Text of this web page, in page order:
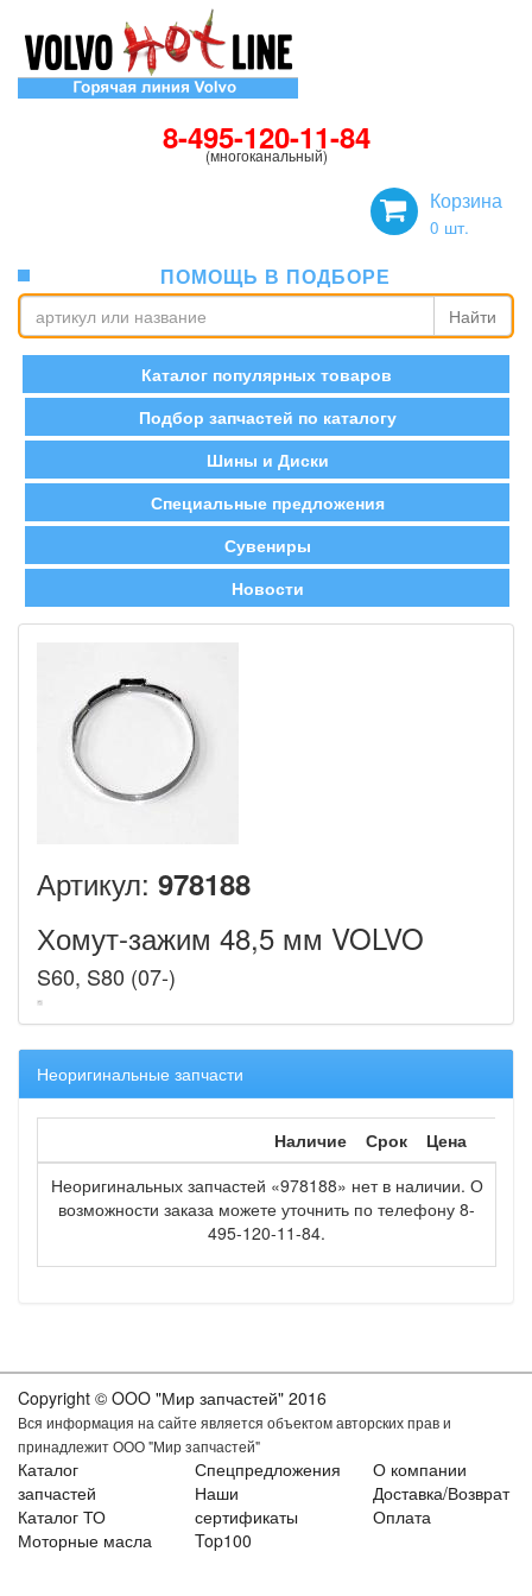
8-495-120-11-84
(многоканальный)
Корзина
0 шт.
ПОМОЩЬ В ПОДБОРЕ
Найти
Каталог популярных товаров
Подбор запчастей по каталогу
Шины и Диски
Специальные предложения
Сувениры
Новости
Артикул: 978188
Хомут-зажим 48,5 мм VOLVO
S60, S80 (07-)
Неоригинальные запчасти
Наличие Срок
Цена
Неоригинальных запчастей «978188» нет в наличии. О
возможности заказа можете уточнить по телефону 8-
495-120-11-84.
Copyright © OOO "Мир запчастей" 2016
Вся информация на сайте является объектом авторских прав и
принадлежит ООО "Мир запчастей"
Каталог
запчастей
Каталог ТО
Моторные масла
Спецпредложения
Наши
сертификаты
Top100
О компании
Доставка/Возврат
Оплата